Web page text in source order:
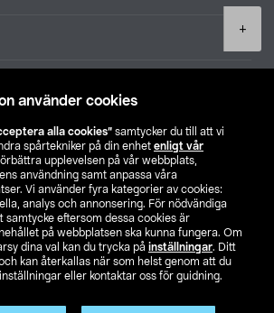
använder cookies
alla cookies” samtycker du till att vi
spårtekniker på din enhet enligt vår
upplevelsen på vår webbplats,
användning samt anpassa våra
Vi använder fyra kategorier av cookies:
analys och annonsering. För nödvändiga
samtycke eftersom dessa cookies är
på webbplatsen ska kunna fungera. Om
dina val kan du trycka på inställningar. Ditt
kan återkallas när som helst genom att du
eller kontaktar oss för guidning.
+
Hitta butik
SE NO FI
till priser exklusive moms